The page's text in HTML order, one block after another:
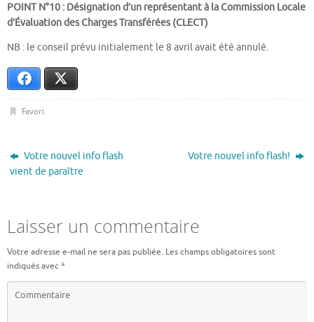
POINT N°10 : Désignation d’un représentant à la Commission Locale
d’Évaluation des Charges Transférées (CLECT)
NB : le conseil prévu initialement le 8 avril avait été annulé.
Facebook
Favori.
Votre nouvel info flash
vient de paraître
Votre nouvel info flash!
Laisser un commentaire
Votre adresse e-mail ne sera pas publiée. Les champs obligatoires sont
indiqués avec*